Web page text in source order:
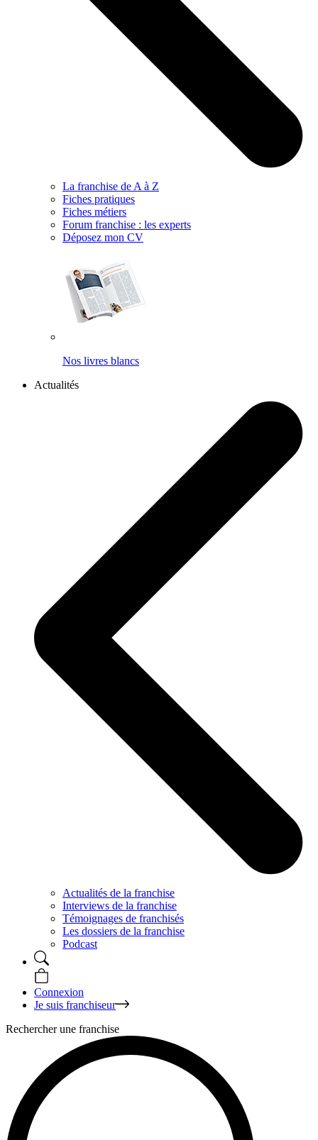
La franchise de A à Z
Fiches pratiques
Fiches métiers
Forum franchise : les experts
Déposez mon CV
Nos livres blancs
Actualités
Actualités de la franchise
Interviews de la franchise
Témoignages de franchisés
Les dossiers de la franchise
Podcast
Connexion
Je suis franchiseur
Rechercher une franchise